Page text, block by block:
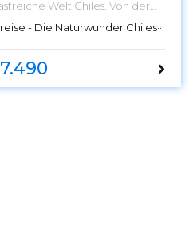
Welt Chiles. Von der
Sie eine 15-tägige
Naturwunder Chiles - Ein Land voller Kontraste